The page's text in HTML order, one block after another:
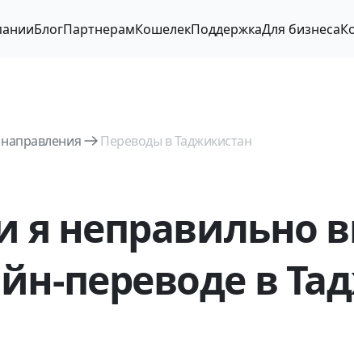
БлогПартнерамКошелекПоддержкаДля бизнеса
Переводы в Таджикистан
я неправильно
переводе в